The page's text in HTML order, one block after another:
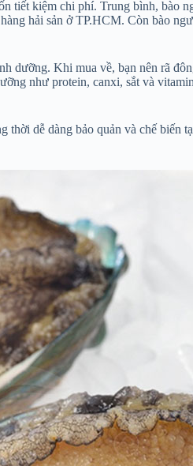
tiết kiệm chi phí. Trung bình, bào
hải sản ở TP.HCM. Còn bào
dưỡng. Khi mua về, bạn nên rã
như protein, canxi, sắt và
dễ dàng bảo quản và chế biến